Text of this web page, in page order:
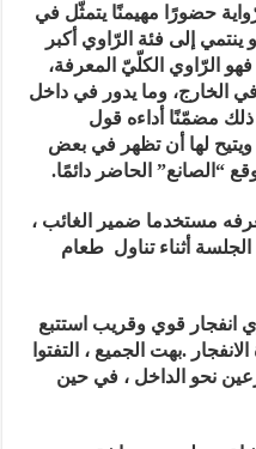
حضورًا مهيمنًا يتمثّل في
إلى فئة الرّاوي أكبر
الرّاوي الكلّيّ المعرفة،
الخارج، وما يدور في داخل
مضمّنًا أداءه قول
ويتيح لها أن تظهر في بعض
“الصانع” الحاضر دائمًا.
مستخدما ضمير الغائب ،
أثناء تناول طعام
قوي وقريب استتبع
.بهت الجميع ، التفتوا
نحو الداخل ، في حين